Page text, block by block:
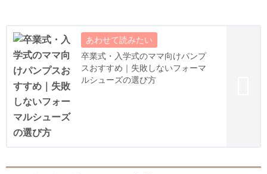
卒業式・入学式のママ向けパンプ
スおすすめ｜失敗しないフォーマ
ルシューズの選び方